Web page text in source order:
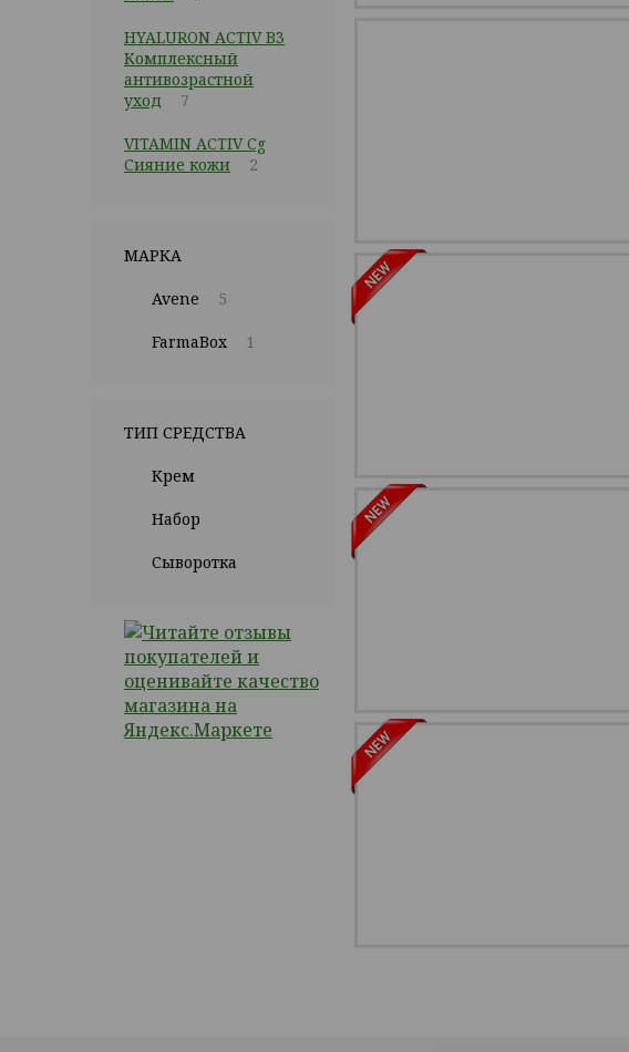
HYALURON ACTIV B3
Комплексный
антивозрастной
уход
7
VITAMIN ACTIV Cg
Сияние кожи
2
МАРКА
Avene 5
FarmaBox 1
ТИП СРЕДСТВА
Крем
Набор
Сыворотка